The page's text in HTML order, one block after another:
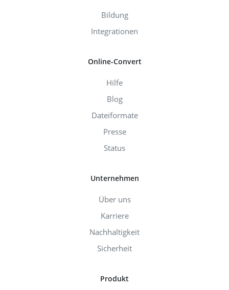
Bildung
Integrationen
Online-Convert
Hilfe
Blog
Dateiformate
Presse
Status
Unternehmen
Über uns
Karriere
Nachhaltigkeit
Sicherheit
Produkt